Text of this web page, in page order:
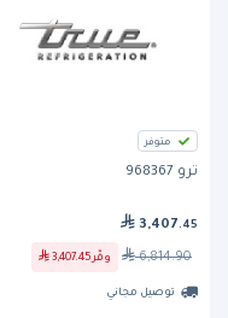
متوفر
ترو 968367
3,407 .45
6,814.90 وفّر 3,407.45
توصيل مجاني